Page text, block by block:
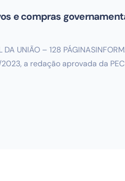
e compras
UNIÃO – 128
a redação aprovada da